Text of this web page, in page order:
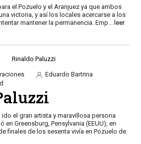
el Pozuelo y el Aranjuez ya que ambos
victoria, y así los locales acercarse a los
mantener la permanencia. Emp... leer
Eduardo Bartrina
el gran artista y maravillosa persona
en Greensburg, Pensylvania (EEUU), en
finales de los sesenta vivía en Pozuelo de